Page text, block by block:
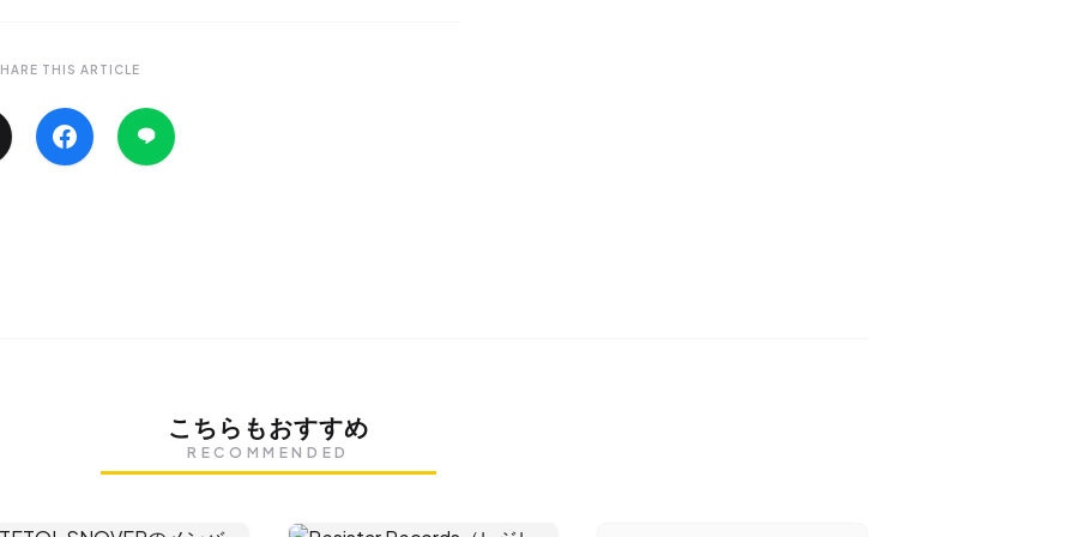
THIS ARTICLE
こちらもおすすめ
RECOMMENDED